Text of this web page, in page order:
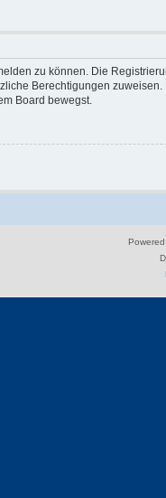
zu können. Die
Berechtigungen
Board bewegst.